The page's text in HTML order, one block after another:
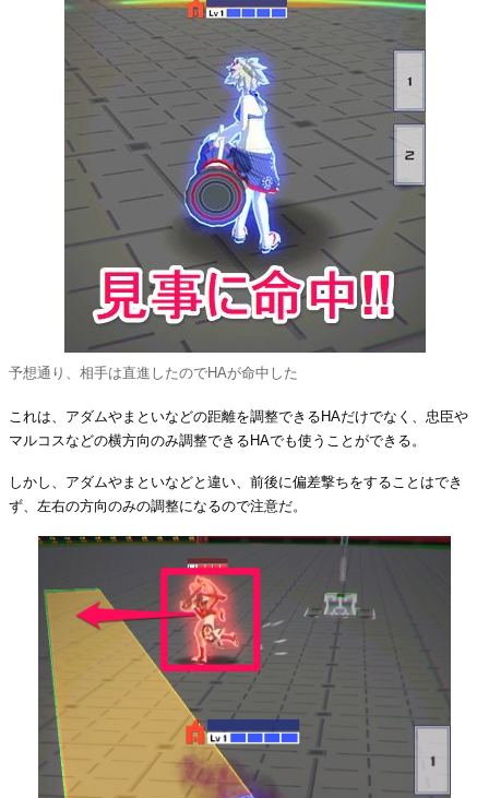
予想通り、相手は直進したのでHAが命中した
これは、アダムやまといなどの距離を調整できるHAだけでなく、忠臣や
マルコスなどの横方向のみ調整できるHAでも使うことができる。
しかし、アダムやまといなどと違い、前後に偏差撃ちをすることはでき
ず、左右の方向のみの調整になるので注意だ。